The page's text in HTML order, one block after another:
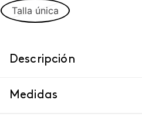
Talla única
Descripción
Medidas